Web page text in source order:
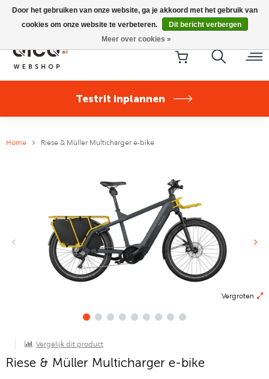
Riese & Müller Nevo5 Silent Core nu direct uit voorraad
leverbaar!
Testrit inplannen
Home Riese & Müller Multicharger e-bike
Vergroten
Vergelijk dit product
Riese & Müller Multicharger e-bike
Door het gebruiken van onze website, ga je akkoord met het gebruik van
cookies om onze website te verbeteren.
Dit bericht verbergen
Meer over cookies »